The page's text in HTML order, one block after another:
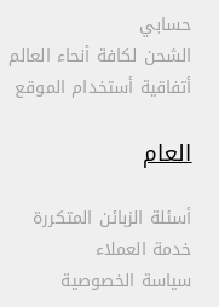
حسابي
الشحن لكافة أنحاء العالم
أتفاقية أستخدام الموقع
العام
أسئلة الزبائن المتكررة
خدمة العملاء
سياسة الخصوصية